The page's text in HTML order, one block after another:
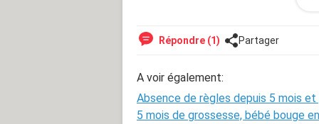
partir du moment où j'ai arrêté la
plus espacées (2 mois d'intervalle)
dit que j'était super chanceuse par
durant 6 jours. Oui, je croyait avoir
s'arrêtent définitivement.
Répondre (1) Partager
A voir également:
Absence de règles depuis 5 mois
5 mois de grossesse, bébé bouge